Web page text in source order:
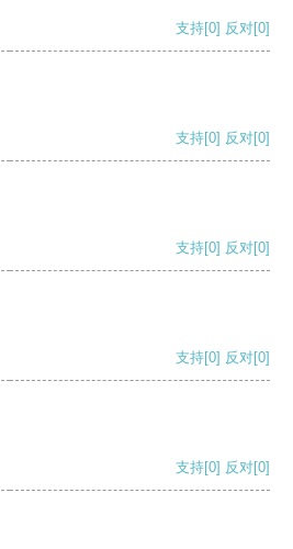
支持[0] 反对[0]
支持[0] 反对[0]
支持[0] 反对[0]
支持[0] 反对[0]
支持[0] 反对[0]